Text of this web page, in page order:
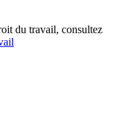
du travail, consultez